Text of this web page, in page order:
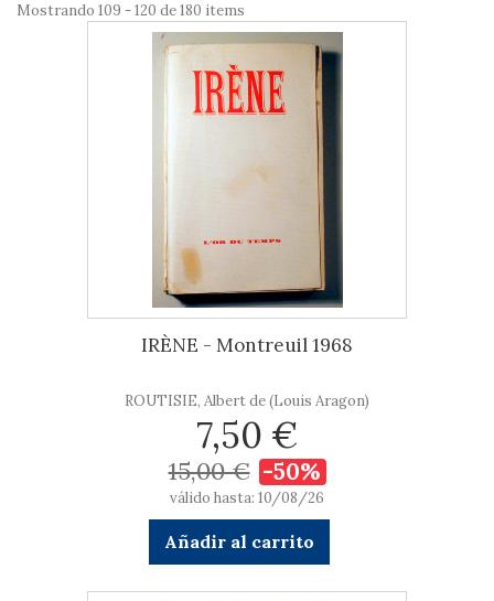
Mostrando 109 - 120 de 180 items
IRÈNE - Montreuil 1968
ROUTISIE, Albert de (Louis Aragon)
7,50 €
15,00 € -50%
válido hasta: 10/08/26
Añadir al carrito